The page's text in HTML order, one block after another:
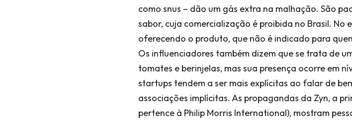
como snus – dão um gás extra na malhação. São
sabor, cuja comercialização é proibida no Brasil. No
oferecendo o produto, que não é indicado para
Os influenciadores também dizem que se trata de
tomates e berinjelas, mas sua presença ocorre em
startups tendem a ser mais explícitas ao falar de
associações implícitas. As propagandas da Zyn, a
pertence à Philip Morris International), mostram